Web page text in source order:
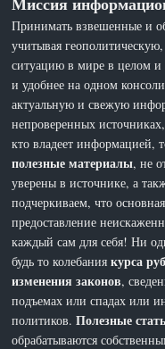
Принимать взвешенные и
учитывая
ситуацию в мире в целом и
и удобнее на одном
актуальную и свежую
непроверенных
кто владеет информацией,
полезные материалы, не
уверены в источнике, а
подчеркиваем, что
предоставление
каждый сам для себя! Ни
будь то колебаниякурса
изменения законов,
подъемах или спадах или
политиков.Полезные
обрабатываются